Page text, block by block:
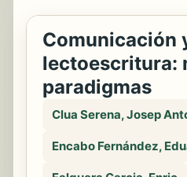
Comunicación
lectoescritura:
paradigmas
Clua Serena, Josep
Encabo Fernández,